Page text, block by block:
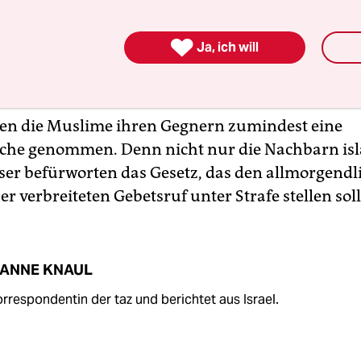
der Religionen. Den Lärmpegel auf ein
ist nicht zu viel verlangt - und
die Muslime ihren Gegnern zumindest eine
genommen. Denn nicht nur die Nachbarn
befürworten das Gesetz, das den
verbreiteten Gebetsruf unter Strafe stellen
KNAUL
der taz und berichtet aus Israel.
 Ja, ich will